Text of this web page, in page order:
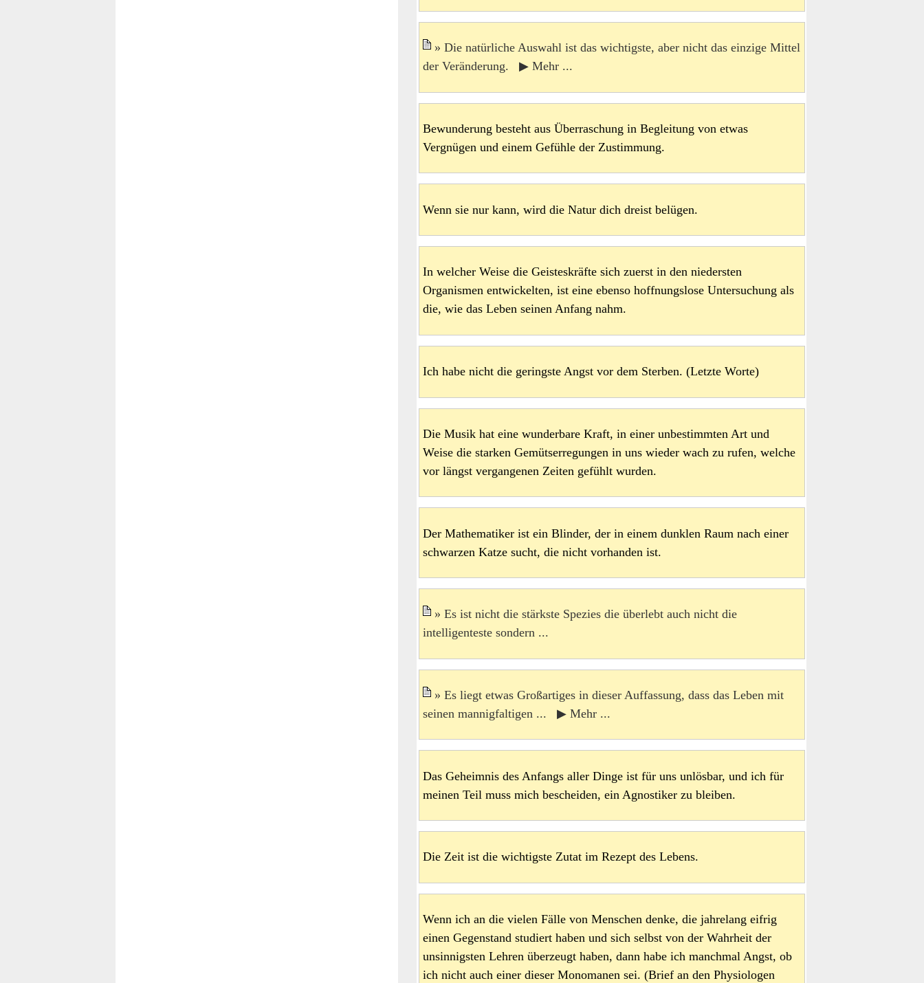
Die natürliche Auswahl ist das wichtigste, aber nicht das einzige Mittel
der Veränderung. ▶ Mehr ...
Bewunderung besteht aus Überraschung in Begleitung von etwas
Vergnügen und einem Gefühle der Zustimmung.
Wenn sie nur kann, wird die Natur dich dreist belügen.
In welcher Weise die Geisteskräfte sich zuerst in den niedersten
Organismen entwickelten, ist eine ebenso hoffnungslose Untersuchung als
die, wie das Leben seinen Anfang nahm.
Ich habe nicht die geringste Angst vor dem Sterben. (Letzte Worte)
Die Musik hat eine wunderbare Kraft, in einer unbestimmten Art und
Weise die starken Gemütserregungen in uns wieder wach zu rufen, welche
vor längst vergangenen Zeiten gefühlt wurden.
Der Mathematiker ist ein Blinder, der in einem dunklen Raum nach einer
schwarzen Katze sucht, die nicht vorhanden ist.
Es ist nicht die stärkste Spezies die überlebt auch nicht die
intelligenteste sondern ...
Es liegt etwas Großartiges in dieser Auffassung, dass das Leben mit
seinen mannigfaltigen ... ▶ Mehr ...
Das Geheimnis des Anfangs aller Dinge ist für uns unlösbar, und ich für
meinen Teil muss mich bescheiden, ein Agnostiker zu bleiben.
Die Zeit ist die wichtigste Zutat im Rezept des Lebens.
Wenn ich an die vielen Fälle von Menschen denke, die jahrelang eifrig
einen Gegenstand studiert haben und sich selbst von der Wahrheit der
unsinnigsten Lehren überzeugt haben, dann habe ich manchmal Angst, ob
ich nicht auch einer dieser Monomanen sei. (Brief an den Physiologen